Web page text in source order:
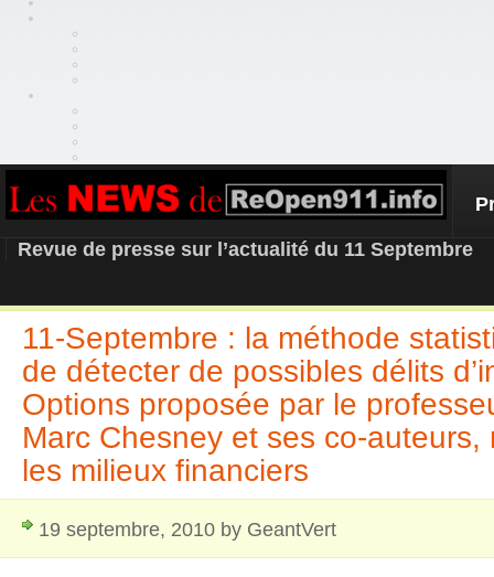
REOPEN911 – NEWS
Revue de presse sur l’actualité du 11 Septembre
11-Septembre : la méthode
de détecter de possibles délits
Options proposée par le
Marc Chesney et ses co-auteurs,
les milieux financiers
19 septembre, 2010 by GeantVert